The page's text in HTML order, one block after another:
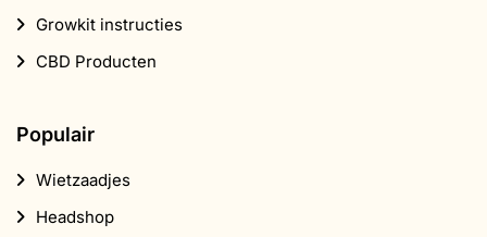
Growkit instructies
CBD Producten
Populair
Wietzaadjes
Headshop